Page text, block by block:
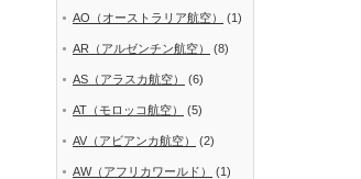
AO（オーストラリア航空） (1)
AR（アルゼンチン航空） (8)
AS（アラスカ航空） (6)
AT（モロッコ航空） (5)
AV（アビアンカ航空） (2)
AW（アフリカワールド） (1)